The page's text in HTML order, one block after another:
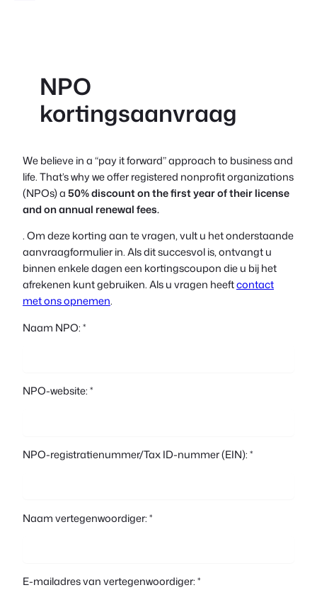
Czech
Greek
NPO
kortingsaanvraag
We believe in a “pay it forward” approach to business and
life. That’s why we offer registered nonprofit organizations
(NPOs) a50% discount on the first year of their license
and on annual renewal fees.
. Om deze korting aan te vragen, vult u het onderstaande
aanvraagformulier in. Als dit succesvol is, ontvangt u
binnen enkele dagen een kortingscoupon die u bij het
afrekenen kunt gebruiken. Als u vragen heeftcontact
met ons opnemen.
Naam NPO: *
NPO-website: *
NPO-registratienummer/Tax ID-nummer (EIN): *
Naam vertegenwoordiger: *
E-mailadres van vertegenwoordiger: *